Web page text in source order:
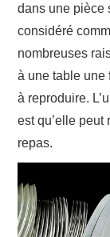
dans une pièce
considéré
nombreuses
à une table une
à reproduire.
est qu’elle peut
repas.